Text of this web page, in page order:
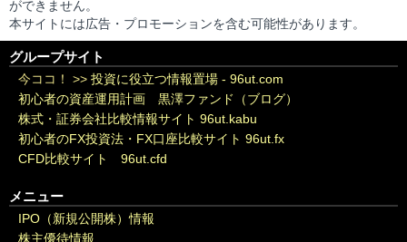
ができません。
本サイトには広告・プロモーションを含む可能性があります。
グループサイト
今ココ！ >> 投資に役立つ情報置場 - 96ut.com
初心者の資産運用計画 黒澤ファンド（ブログ）
株式・証券会社比較情報サイト 96ut.kabu
初心者のFX投資法・FX口座比較サイト 96ut.fx
CFD比較サイト 96ut.cfd
メニュー
IPO（新規公開株）情報
株主優待情報